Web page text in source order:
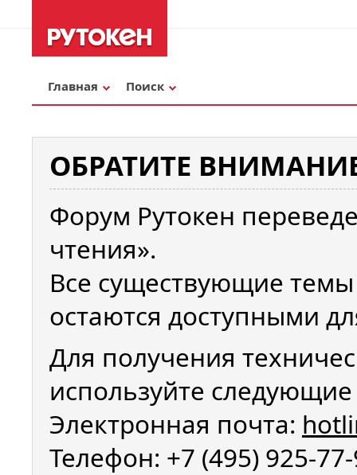
Главная Поиск
ОБРАТИТЕ
Форум Рутокен
чтения».
Все существующие
остаются доступными
Для получения
используйте
Электронная почта:
Телефон: +7 (495) 925-